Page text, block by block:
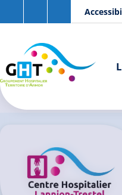
Aller au contenu
Panneau de gestion des